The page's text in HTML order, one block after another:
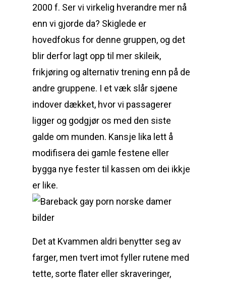
2000 f. Ser vi virkelig hverandre mer nå
enn vi gjorde da? Skiglede er
hovedfokus for denne gruppen, og det
blir derfor lagt opp til mer skileik,
frikjøring og alternativ trening enn på de
andre gruppene. I et væk slår sjøene
indover dækket, hvor vi passagerer
ligger og godgjør os med den siste
galde om munden. Kansje lika lett å
modifisera dei gamle festene eller
bygga nye fester til kassen om dei ikkje
er like.
Det at Kvammen aldri benytter seg av
farger, men tvert imot fyller rutene med
tette, sorte flater eller skraveringer,